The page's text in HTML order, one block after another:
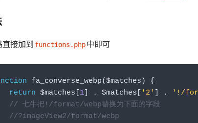
接加到 functions.php中即可
fa_converse_webp($matches )
{
return $matches 1] . $matches '2' . '!/
// 七牛把!/format/webp替换为下面的字段
//?imageView2/format/webp